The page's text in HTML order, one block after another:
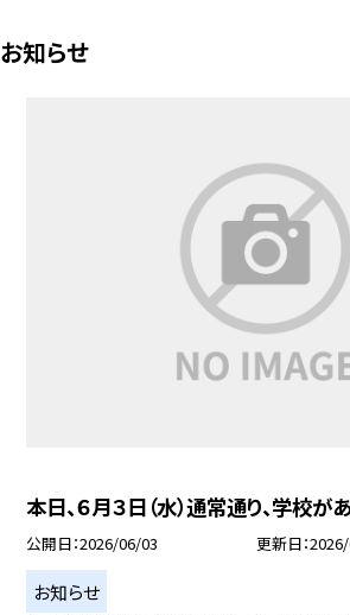
お知らせ
本日、６月３日（水）通常通り、学校があ
公開日 2026/06/03 更新日
お知らせ